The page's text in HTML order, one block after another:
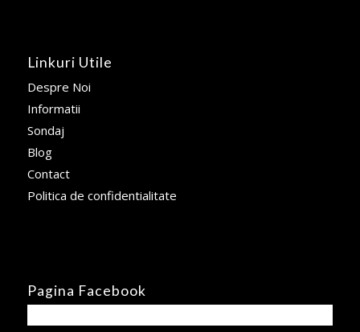
Linkuri Utile
Despre Noi
Informatii
Sondaj
Blog
Contact
Politica de confidentialitate
Pagina Facebook